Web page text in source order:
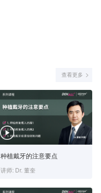
查看更多
种植戴牙的注意要点
讲师: Dr. 董奎